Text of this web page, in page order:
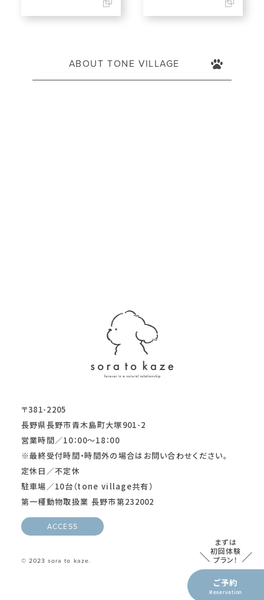
まずは
初回体験
プラン！
ご予約
Reservation
ABOUT TONE VILLAGE
〒381-2205
長野県長野市青木島町大塚901-2
営業時間／10：00～18：00
※最終受付時間・時間外の場合はお問い合わせください。
定休日／不定休
駐車場／10台（tone village共有）
第一種動物取扱業 長野市第232002
ACCESS
© 2023 sora to kaze.